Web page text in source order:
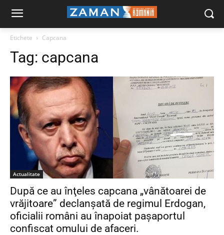
Etichete Capcana
Tag: capcana
Actualitate
După ce au înţeles capcana „vânătoarei de
vrăjitoare” declanşată de regimul Erdogan,
oficialii români au înapoiat pașaportul
confiscat omului de afaceri.